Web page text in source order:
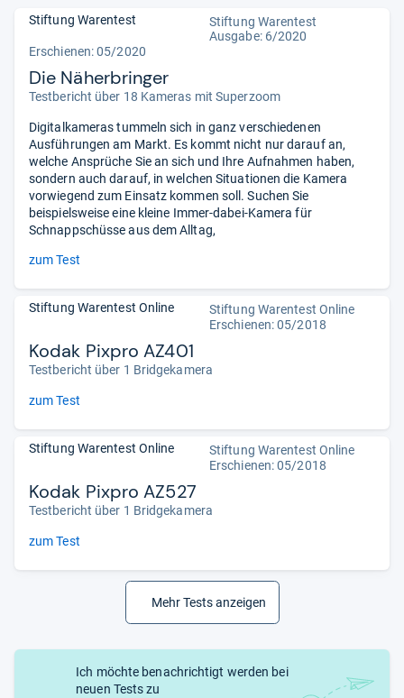
Stiftung Warentest
Stiftung Warentest
Ausgabe: 6/2020
Erschienen: 05/2020
Die Näherbringer
Testbericht über 18 Kameras mit Superzoom
Digitalkameras tummeln sich in ganz verschiedenen
Ausführungen am Markt. Es kommt nicht nur darauf an,
welche Ansprüche Sie an sich und Ihre Aufnahmen haben,
sondern auch darauf, in welchen Situationen die Kamera
vorwiegend zum Einsatz kommen soll. Suchen Sie
beispielsweise eine kleine Immer-dabei-Kamera für
Schnappschüsse aus dem Alltag,
zum Test
Stiftung Warentest Online
Stiftung Warentest Online
Erschienen: 05/2018
Kodak Pixpro AZ401
Testbericht über 1 Bridgekamera
zum Test
Stiftung Warentest Online
Stiftung Warentest Online
Erschienen: 05/2018
Kodak Pixpro AZ527
Testbericht über 1 Bridgekamera
zum Test
Mehr Tests anzeigen
Ich möchte benachrichtigt werden bei
neuen Tests zu